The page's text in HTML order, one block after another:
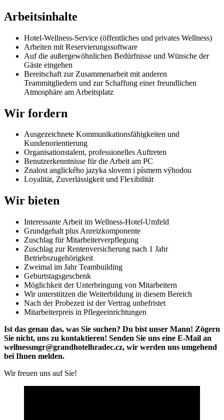
Arbeitsinhalte
Hotel-Wellness-Service (öffentliches und privates Wellness)
Arbeiten mit Reservierungssoftware
Auf die außergewöhnlichen Bedürfnisse und Wünsche der
Gäste eingehen
Bereitschaft zur Zusammenarbeit mit anderen
Teammitgliedern und zur Schaffung einer freundlichen
Atmosphäre am Arbeitsplatz
Wir fordern
Ausgezeichnete Kommunikationsfähigkeiten und
Kundenorientierung
Organisationstalent, professionelles Auftreten
Benutzerkenntnisse für die Arbeit am PC
Znalost anglického jazyka slovem i písmem výhodou
Loyalität, Zuverlässigkeit und Flexibilität
Wir bieten
Interessante Arbeit im Wellness-Hotel-Umfeld
Grundgehalt plus Anreizkomponente
Zuschlag für Mitarbeiterverpflegung
Zuschlag zur Rentenversicherung nach 1 Jahr
Betriebszugehörigkeit
Zweimal im Jahr Teambuilding
Geburtstagsgeschenk
Möglichkeit der Unterbringung von Mitarbeitern
Wir unterstützen die Weiterbildung in diesem Bereich
Nach der Probezeit ist der Vertrag unbefristet
Mitarbeiterpreis in Pflegeeinrichtungen
Ist das genau das, was Sie suchen? Du bist unser Mann! Zögern
Sie nicht, uns zu kontaktieren! Senden Sie uns eine E-Mail an
wellnessmgr@grandhotelhradec.cz, wir werden uns umgehend
bei Ihnen melden.
Wir freuen uns auf Sie!